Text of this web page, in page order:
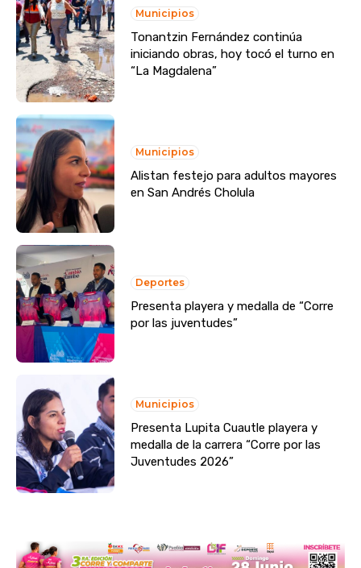
Municipios
Tonantzin Fernández continúa
iniciando obras, hoy tocó el turno en
“La Magdalena”
Municipios
Alistan festejo para adultos mayores
en San Andrés Cholula
Deportes
Presenta playera y medalla de “Corre
por las juventudes”
Municipios
Presenta Lupita Cuautle playera y
medalla de la carrera “Corre por las
Juventudes 2026”